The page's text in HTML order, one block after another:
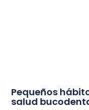
Pequeños
salud